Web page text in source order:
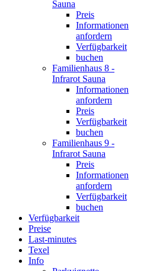
Sauna
Preis
Informationen
anfordern
Verfügbarkeit
buchen
Familienhaus 8 -
Infrarot Sauna
Informationen
anfordern
Preis
Verfügbarkeit
buchen
Familienhaus 9 -
Infrarot Sauna
Preis
Informationen
anfordern
Verfügbarkeit
buchen
Verfügbarkeit
Preise
Last-minutes
Texel
Info